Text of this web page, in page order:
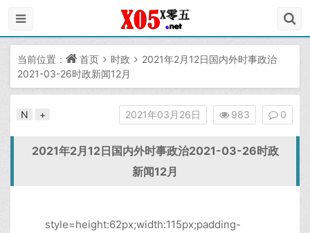
当前位置： 首页 时政
2021年2月12日国内外时事政治
2021-03-26时政新闻12月
2021年03月26日 983 0
N +
2021年2月12日国内外时事政治2021-03-26时政
新闻12月
style=height:62px;width:115px;padding-